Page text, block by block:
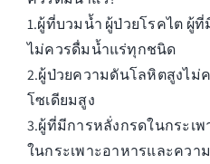
1.ผู้ที่บวมน้ำ ผู้ป่วยโรคไต ผู้
ไม่ควรดื่มน้ำแร่ทุกชนิด
2.ผู้ป่วยความดันโลหิตสูงไ
โซเดียมสูง
3.ผู้ที่มีการหลั่งกรดในกระเ
ในกระเพาะอาหารและคว